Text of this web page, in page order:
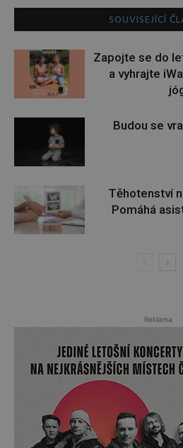
SOUVISEJÍCÍ
Zapojte se do
a vyhrajte
Budou se
Těhotenství
Pomáhá
Reklama